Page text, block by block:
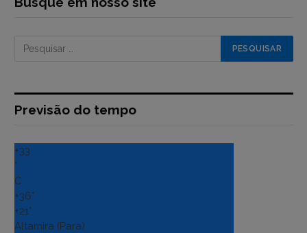
Previsão do tempo
+33
°
C
+36°
+21°
Altamira (Para)